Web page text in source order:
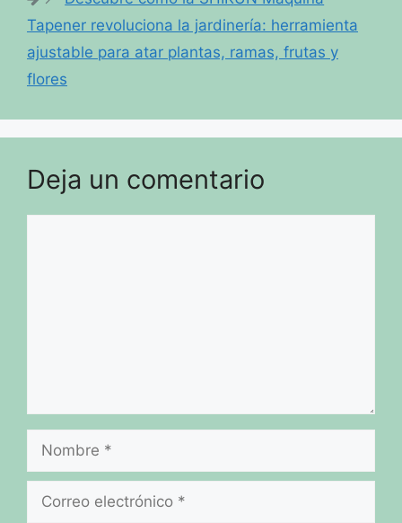
Tapener revoluciona la jardinería: herramienta
ajustable para atar plantas, ramas, frutas y
flores
Deja un comentario
electrónico